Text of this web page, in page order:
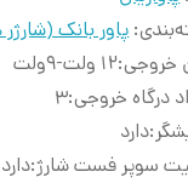
:پاور بانک (شارژر
خروجی:12 ولت-9ولت
درگاه خروجی:
3
:دارد
سوپر فست شارژ:دارد